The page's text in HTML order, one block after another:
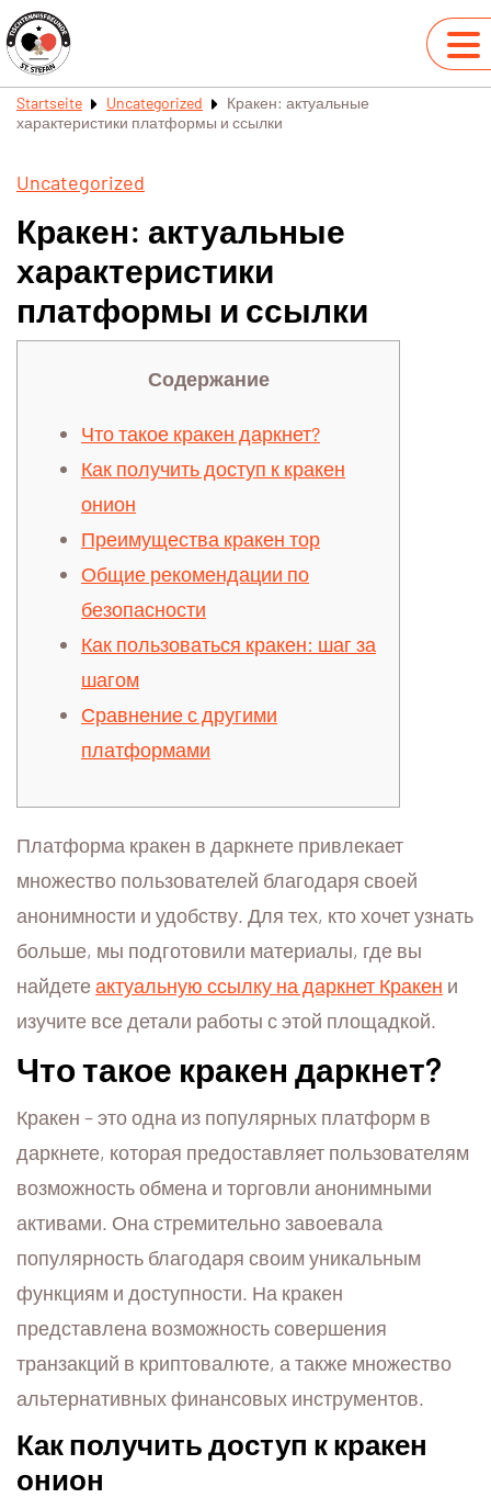
Startseite Uncategorized
Кракен: актуальные
характеристики платформы и ссылки
Uncategorized
Кракен: актуальные
характеристики
платформы и ссылки
Содержание
Что такое кракен даркнет?
Как получить доступ к кракен
онион
Преимущества кракен тор
Общие рекомендации по
безопасности
Как пользоваться кракен: шаг за
шагом
Сравнение с другими
платформами
Платформа кракен в даркнете привлекает
множество пользователей благодаря своей
анонимности и удобству. Для тех, кто хочет узнать
больше, мы подготовили материалы, где вы
найдетеактуальную ссылку на даркнет Кракен и
изучите все детали работы с этой площадкой.
Что такое кракен даркнет?
Кракен – это одна из популярных платформ в
даркнете, которая предоставляет пользователям
возможность обмена и торговли анонимными
активами. Она стремительно завоевала
популярность благодаря своим уникальным
функциям и доступности. На кракен
представлена возможность совершения
транзакций в криптовалюте, а также множество
альтернативных финансовых инструментов.
Как получить доступ к кракен
онион